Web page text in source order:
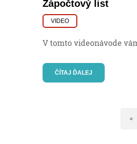
Zápočtový list
VIDEO
V tomto videonávode
ČÍTAJ ĎALEJ
«